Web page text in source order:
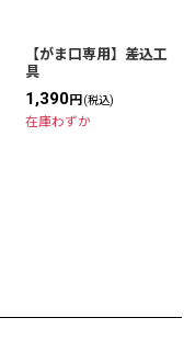
【がま口専用】差込工
具
1,390円 (税込)
在庫わずか